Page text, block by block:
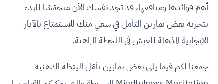
أهمّ فوائدها ومنافعها، قد تجد نفسك الآن متحمّسًا للبدء
بتجربة بعض تمارين التأمل في سعي منك للاستمتاع بالآثار
الإيجابية المذهلة للعيش في اللحظة الراهنة.
جمعنا لكم فيما يلي بعض تمارين تأمّل اليقظة الذهنية